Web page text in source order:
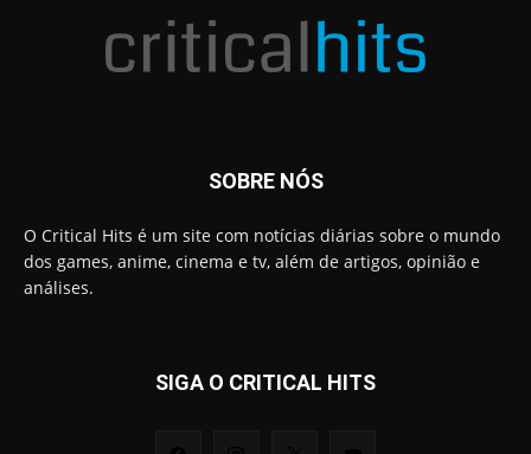
SOBRE NÓS
O Critical Hits é um site com notícias diárias sobre o mundo
dos games, anime, cinema e tv, além de artigos, opinião e
análises.
SIGA O CRITICAL HITS